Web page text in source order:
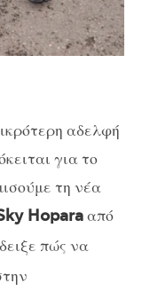
αδελφή
για το
τη νέα
Hoparaαπό
πώς να